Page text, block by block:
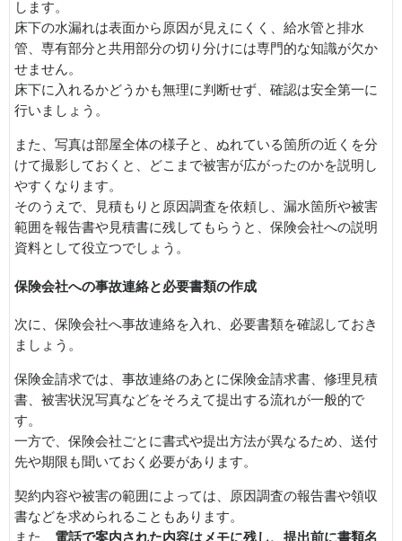
します。
床下の水漏れは表面から原因が見えにくく、給水管と排水
管、専有部分と共用部分の切り分けには専門的な知識が欠か
せません。
床下に入れるかどうかも無理に判断せず、確認は安全第一に
行いましょう。
また、写真は部屋全体の様子と、ぬれている箇所の近くを分
けて撮影しておくと、どこまで被害が広がったのかを説明し
やすくなります。
そのうえで、見積もりと原因調査を依頼し、漏水箇所や被害
範囲を報告書や見積書に残してもらうと、保険会社への説明
資料として役立つでしょう。
保険会社への事故連絡と必要書類の作成
次に、保険会社へ事故連絡を入れ、必要書類を確認しておき
ましょう。
保険金請求では、事故連絡のあとに保険金請求書、修理見積
書、被害状況写真などをそろえて提出する流れが一般的で
す。
一方で、保険会社ごとに書式や提出方法が異なるため、送付
先や期限も聞いておく必要があります。
契約内容や被害の範囲によっては、原因調査の報告書や領収
書などを求められることもあります。
また、 電話で案内された内容はメモに残し、提出前に書類名